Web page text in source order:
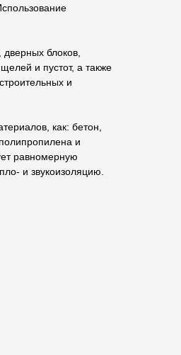
дверных блоков,
и пустот, а также
и
как: бетон,
и
равномерную
и звукоизоляцию.